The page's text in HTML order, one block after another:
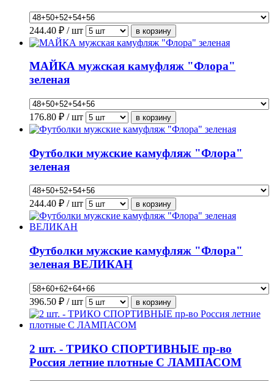
244.40 ₽ / шт
МАЙКА мужская камуфляж "Флора"
зеленая
176.80 ₽ / шт
Футболки мужские камуфляж "Флора"
зеленая
244.40 ₽ / шт
Футболки мужские камуфляж "Флора"
зеленая ВЕЛИКАН
396.50 ₽ / шт
2 шт. - ТРИКО СПОРТИВНЫЕ пр-во
Россия летние плотные С ЛАМПАСОМ